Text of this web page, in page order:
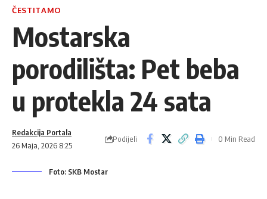
ČESTITAMO
Mostarska
porodilišta: Pet beba
u protekla 24 sata
26 Maja, 2026 8:25
Redakcija Portala
Podijeli 0 Min Read
Foto: SKB Mostar